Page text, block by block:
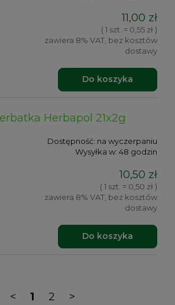
11,00 zł
( 1 szt. = 0,55 zł )
zawiera 8% VAT, bez kosztów
dostawy
Do koszyka
Herbapol 21x2g
Dostępność: na wyczerpaniu
Wysyłka w: 48 godzin
10,50 zł
( 1 szt. = 0,50 zł )
zawiera 8% VAT, bez kosztów
dostawy
Do koszyka
< 1 2 >